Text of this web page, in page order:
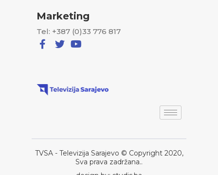
Marketing
Tel: +387 (0)33 776 817
TVSA - Televizija Sarajevo © Copyright 2020,
Sva prava zadržana..